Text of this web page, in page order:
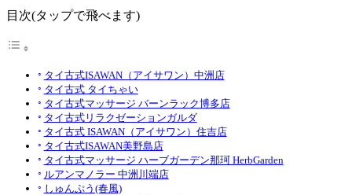
目次(タップで飛べます)
タイ古式ISAWAN（アイサワン）中洲店
タイ古式 タイちゃい
タイ古式マッサージ バーンラック博多店
タイ古式リラクゼーションガルダ
タイ古式 ISAWAN（アイサワン）住吉店
タイ古式ISAWAN美野島店
タイ古式マッサージ ハーブガーデン那珂 HerbGarden
ルアンマノラー 中洲川端店
しゅんぷう(春風)